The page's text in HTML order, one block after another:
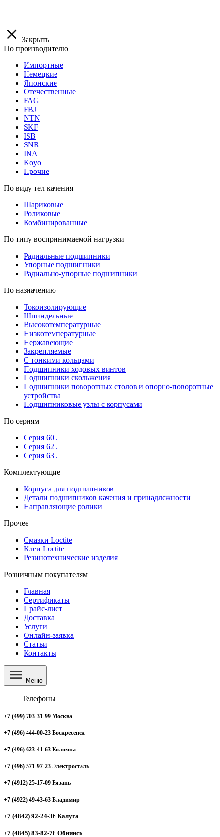
Закрыть
По производителю
Импортные
Немецкие
Японские
Отечественные
FAG
FBJ
NTN
SKF
ISB
SNR
INA
Koyo
Прочие
По виду тел качения
Шариковые
Роликовые
Комбинированные
По типу воспринимаемой нагрузки
Радиальные подшипники
Упорные подшипники
Радиально-упорные подшипники
По назначению
Токоизолирующие
Шпиндельные
Высокотемпературные
Низкотемпературные
Нержавеющие
Закрепляемые
С тонкими кольцами
Подшипники ходовых винтов
Подшипники скольжения
Подшипники поворотных столов и опорно-поворотные
устройства
Подшипниковые узлы с корпусами
По сериям
Серия 60..
Серия 62..
Серия 63..
Комплектующие
Корпуса для подшипников
Детали подшипников качения и принадлежности
Направляющие ролики
Прочее
Смазки Loctite
Клеи Loctite
Резинотехнические изделия
Розничным покупателям
Главная
Сертификаты
Прайс-лист
Доставка
Услуги
Онлайн-заявка
Статьи
Контакты
Меню
Телефоны
+7 (499) 703-31-99 Москва
+7 (496) 444-00-23 Воскресенск
+7 (496) 623-41-63 Коломна
+7 (496) 571-97-23 Электросталь
+7 (4912) 25-17-09 Рязань
+7 (4922) 49-43-63 Владимир
+7 (4842) 92-24-36 Калуга
+7 (4845) 83-82-78 Обнинск